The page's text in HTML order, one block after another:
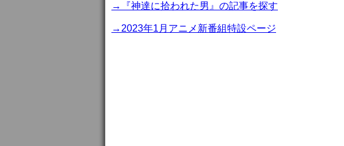
→『神達に拾われた男』の記事を探す
→2023年1月アニメ新番組特設ページ